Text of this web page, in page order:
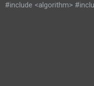
#include <algorithm>